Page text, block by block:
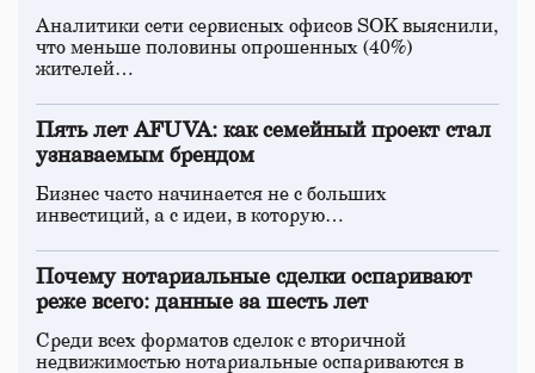
Аналитики сети сервисных офисов SOK выяснили,
что меньше половины опрошенных (40%)
жителей…
Пять лет AFUVA: как семейный проект стал
узнаваемым брендом
Бизнес часто начинается не с больших
инвестиций, а с идеи, в которую…
Почему нотариальные сделки оспаривают
реже всего: данные за шесть лет
Среди всех форматов сделок с вторичной
недвижимостью нотариальные оспариваются в